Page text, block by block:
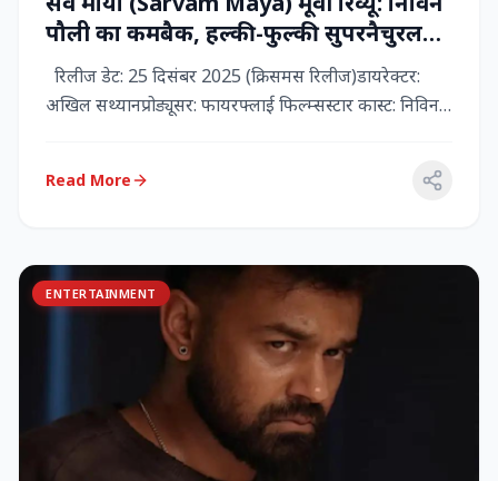
पौली का कमबैक, हल्की-फुल्की सुपरनैचुरल
कॉमेडी जो दिल को छू जाती है
रिलीज डेट: 25 दिसंबर 2025 (क्रिसमस रिलीज)डायरेक्टर:
अखिल सथ्यानप्रोड्यूसर: फायरफ्लाई फिल्म्सस्टार कास्ट: निविन
Read More
ENTERTAINMENT